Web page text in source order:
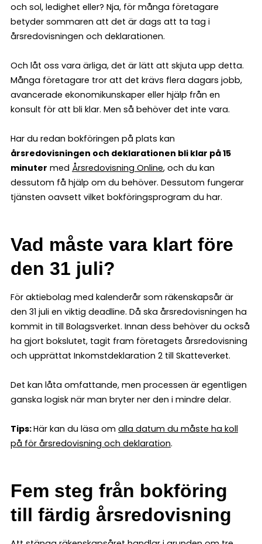
och sol, ledighet eller? Nja, för många företagare
betyder sommaren att det är dags att ta tag i
årsredovisningen och deklarationen.
Och låt oss vara ärliga, det är lätt att skjuta upp detta.
Många företagare tror att det krävs flera dagars jobb,
avancerade ekonomikunskaper eller hjälp från en
konsult för att bli klar. Men så behöver det inte vara.
Har du redan bokföringen på plats kan
årsredovisningen och deklarationen bli klar på 15
minuter med Årsredovisning Online, och du kan
dessutom få hjälp om du behöver. Dessutom fungerar
tjänsten oavsett vilket bokföringsprogram du har.
Vad måste vara klart före
den 31 juli?
För aktiebolag med kalenderår som räkenskapsår är
den 31 juli en viktig deadline. Då ska årsredovisningen ha
kommit in till Bolagsverket. Innan dess behöver du också
ha gjort bokslutet, tagit fram företagets årsredovisning
och upprättat Inkomstdeklaration 2 till Skatteverket.
Det kan låta omfattande, men processen är egentligen
ganska logisk när man bryter ner den i mindre delar.
Tips:Här kan du läsa om alla datum du måste ha koll
på för årsredovisning och deklaration.
Fem steg från bokföring
till färdig årsredovisning